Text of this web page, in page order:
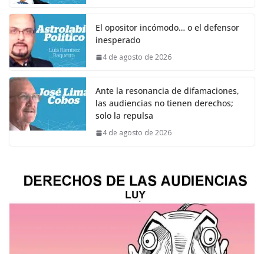
El opositor incómodo… o el defensor
inesperado
4 de agosto de 2026
Ante la resonancia de difamaciones,
las audiencias no tienen derechos;
solo la repulsa
4 de agosto de 2026